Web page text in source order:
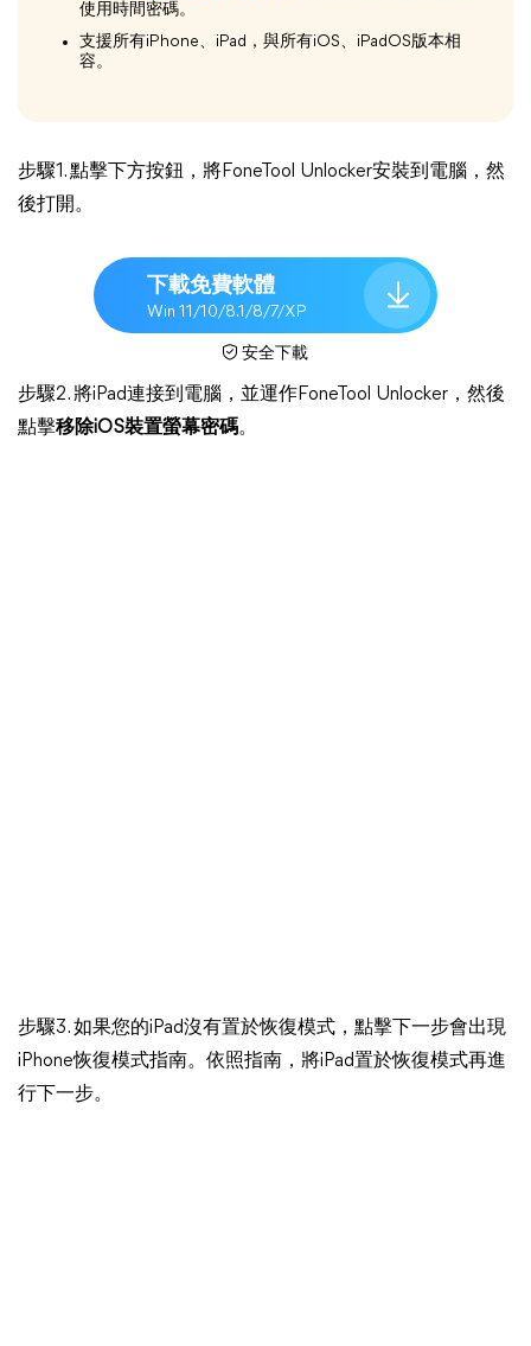
使用時間密碼。
支援所有iPhone、iPad，與所有iOS、iPadOS版本相
容。
步驟1. 點擊下方按鈕，將FoneTool Unlocker安裝到電腦，然
後打開。
下載免費軟體
Win 11/10/8.1/8/7/XP
安全下載
步驟2. 將iPad連接到電腦，並運作FoneTool Unlocker，然後
點擊移除iOS裝置螢幕密碼。
步驟3. 如果您的iPad沒有置於恢復模式，點擊下一步會出現
iPhone恢復模式指南。依照指南，將iPad置於恢復模式再進
行下一步。